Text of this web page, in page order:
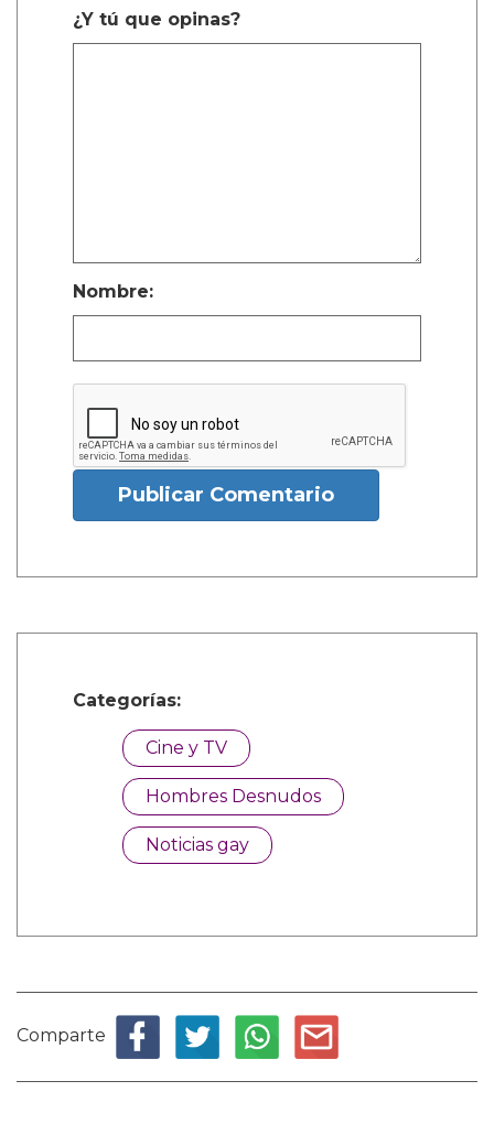
¿Y tú que opinas?
Nombre:
Publicar Comentario
Categorías:
Cine y TV
Hombres Desnudos
Noticias gay
Comparte